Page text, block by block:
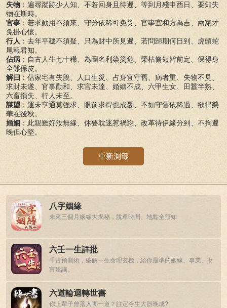
失物 ：遍尋蹤跡少人知、不若回身且待遲、等到月殘申酉日、要知失
物在斯時。
官事 ：若求動用不須來、守分依稀可免災、官事宜和方為吉、兩家才
免掛心懷。
行人 ：去年平穩不須疑、只為財中所見遲、若問歸期何日到、虎頭蛇
尾報君知。
佔病 ：自古人生七十稀、為圖名利染災危、榮枯脩短皆前定、保得身
全難保皮。
解曰 ：佔家宅有失脫、人口生災、占身宜守舊、病者重、失物不見、
求財未遂、官事勸和、求官未達、婚姻不成、六甲生女、田蠶半熟、
六畜損失、行人未至。
謀望 ：運未亨通莫強求、眼前求得也成憂、不如守舊依稀過、欲得榮
華在後秋。
婚姻 ：此親雖好汝無緣、休要耽迷惹禍愆、改革待伊緣分到、不拘遲
晚但心堅。
重新測籤
八字姻緣
未來三個月姻緣大揭秘，脫單時間、地點全預知
六壬一生詳批
千古預測術，破解一生命理玄機，給你最準的姻緣、事業、財
富建議。
六道輪迴轉世書
你上輩子曾落入哪一道？註定今生大器晚成?